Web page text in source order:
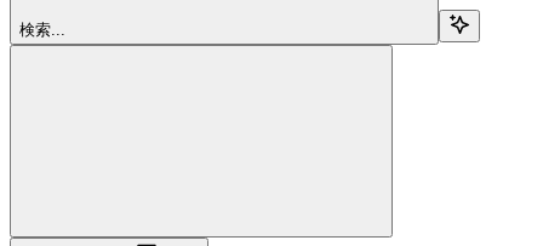
検索...